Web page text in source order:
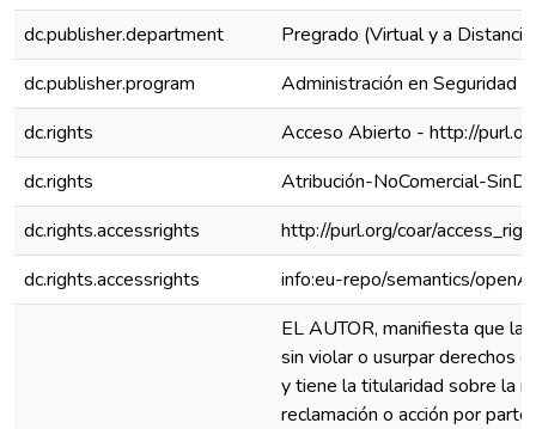
dc.publisher.department
Pregrado (Virtual y a
dc.publisher.program
Administración en Seguridad
dc.rights
Acceso Abierto - http://
dc.rights
Atribución-NoComercial-
dc.rights.accessrights
http://purl.org/coar/
dc.rights.accessrights
info:eu-repo/semantics/
EL AUTOR, manifiesta que la
sin violar o usurpar derechos
y tiene la titularidad sobre la
reclamación o acción por